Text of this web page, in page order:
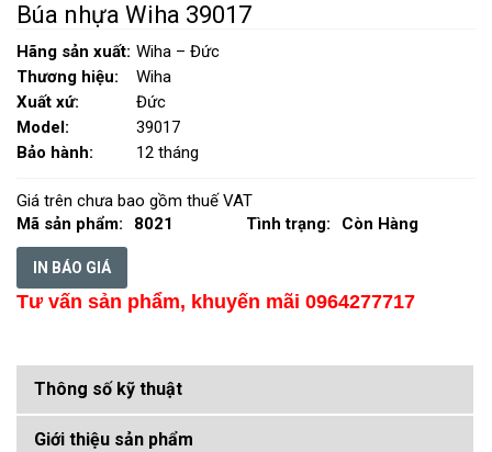
Búa nhựa Wiha 39017
Hãng sản xuất: Wiha – Đức
Thương hiệu:
Wiha
Xuất xứ:
Đức
Model:
39017
Bảo hành:
12 tháng
Giá trên chưa bao gồm thuế VAT
Mã sản phẩm:
8021 Tình trạng: Còn Hàng
IN BÁO GIÁ
Tư vấn sản phẩm, khuyến mãi 0964277717
Thông số kỹ thuật
Giới thiệu sản phẩm